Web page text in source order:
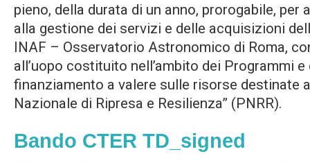
pieno, della durata di un anno, prorogabile,
alla gestione dei servizi e delle acquisizioni
INAF – Osservatorio Astronomico di Roma,
all’uopo costituito nell’ambito dei Programmi
finanziamento a valere sulle risorse destinate
Nazionale di Ripresa e Resilienza” (PNRR).
Bando CTER TD_signed